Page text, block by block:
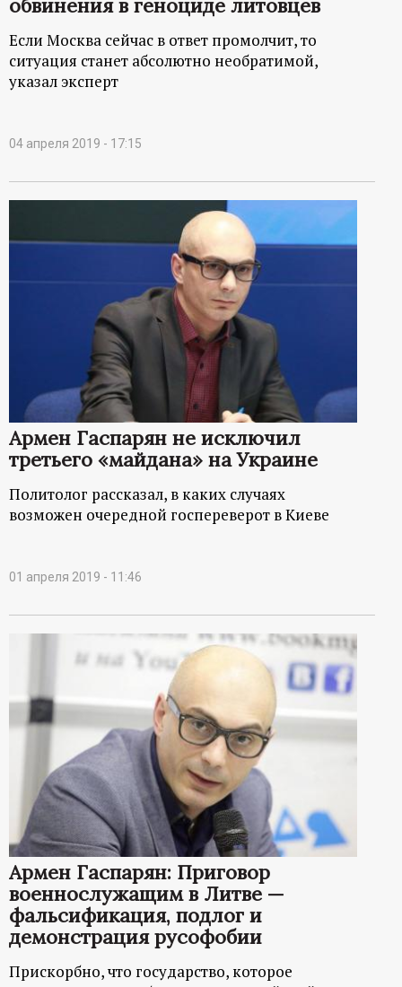
обвинения в геноциде литовцев
Если Москва сейчас в ответ промолчит, то
ситуация станет абсолютно необратимой,
указал эксперт
04 апреля 2019 - 17:15
Армен Гаспарян не исключил
третьего «майдана» на Украине
Политолог рассказал, в каких случаях
возможен очередной госпереверот в Киеве
01 апреля 2019 - 11:46
Армен Гаспарян: Приговор
военнослужащим в Литве —
фальсификация, подлог и
демонстрация русофобии
Прискорбно, что государство, которое